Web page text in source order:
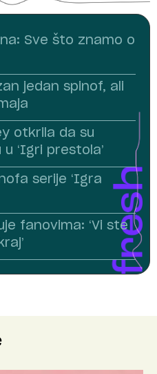
Sve što znamo o
jedan spinof, ali
otkrila da su
‘Igri prestola’
serije ‘Igra
fanovima: ‘Vi ste